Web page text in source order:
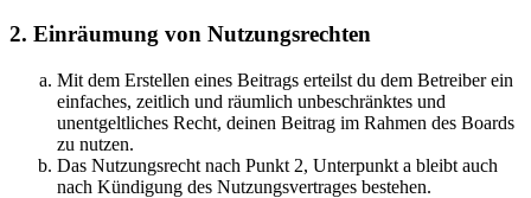
2. Einräumung von Nutzungsrechten
Mit dem Erstellen eines Beitrags erteilst du dem Betreiber ein
einfaches, zeitlich und räumlich unbeschränktes und
unentgeltliches Recht, deinen Beitrag im Rahmen des Boards
zu nutzen.
Das Nutzungsrecht nach Punkt 2, Unterpunkt a bleibt auch
nach Kündigung des Nutzungsvertrages bestehen.